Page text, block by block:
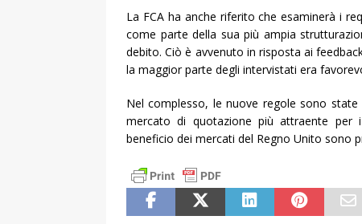
La FCA ha anche riferito che esaminerà i
come parte della sua più ampia
debito. Ciò è avvenuto in risposta ai
la maggior parte degli intervistati era
Nel complesso, le nuove regole sono
mercato di quotazione più attraente per
beneficio dei mercati del Regno Unito sono